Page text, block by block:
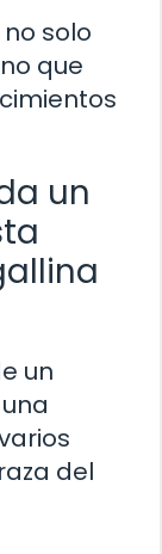
solo
que
un
un
del